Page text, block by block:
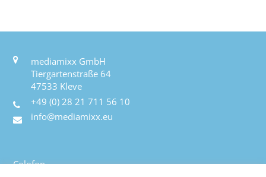
mediamixx GmbH
Tiergartenstraße 64
47533 Kleve
+49 (0) 28 21 711 56 10
info@mediamixx.eu
Colofon